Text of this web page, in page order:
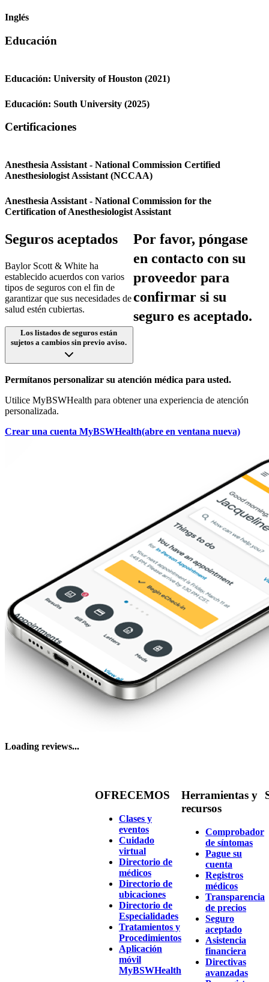
Inglés
Educación
Educación: University of Houston (2021)
Educación: South University (2025)
Certificaciones
Anesthesia Assistant - National Commission Certified
Anesthesiologist Assistant (NCCAA)
Anesthesia Assistant - National Commission for the
Certification of Anesthesiologist Assistant
Seguros aceptados
Baylor Scott & White ha
establecido acuerdos con varios
tipos de seguros con el fin de
garantizar que sus necesidades de
salud estén cubiertas.
Los listados de seguros están
sujetos a cambios sin previo aviso.
Por favor, póngase
en contacto con su
proveedor para
confirmar si su
seguro es aceptado.
Permítanos personalizar su atención médica para usted.
Utilice MyBSWHealth para obtener una experiencia de atención
personalizada.
Crear una cuenta MyBSWHealth(abre en ventana nueva)
Loading reviews...
OFRECEMOS
Clases y
eventos
Cuidado
virtual
Directorio de
médicos
Directorio de
ubicaciones
Directorio de
Especialidades
Tratamientos y
Procedimientos
Aplicación
móvil
MyBSWHealth
Herramientas y
recursos
Comprobador
de síntomas
Pague su
cuenta
Registros
médicos
Transparencia
de precios
Seguro
aceptado
Asistencia
financiera
Directivas
avanzadas